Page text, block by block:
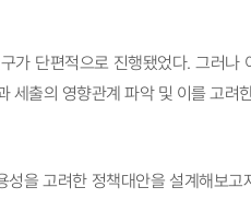
가 단편적으로 진행됐었다. 그러
세출의 영향관계 파악 및 이를 고
을 고려한 정책대안을 설계해보